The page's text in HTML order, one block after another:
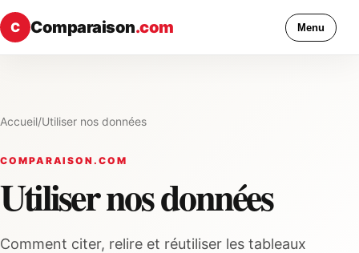
C Comparaison.com Menu
Accueil/Utiliser nos données
COMPARAISON.COM
Utiliser nos données
Comment citer, relire et réutiliser les tableaux